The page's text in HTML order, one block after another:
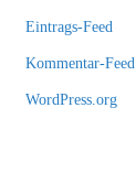
Eintrags-Feed
Kommentar-Feed
WordPress.org